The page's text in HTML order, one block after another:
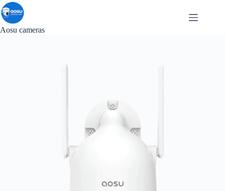
Passer
au
contenu
Aosu cameras